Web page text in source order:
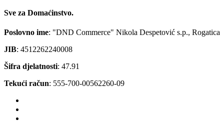
Sve za Domaćinstvo.
Poslovno ime: "DND Commerce" Nikola Despetović s.p., Rogatica
JIB: 4512262240008
Šifra djelatnosti: 47.91
Tekući račun: 555-700-00562260-09